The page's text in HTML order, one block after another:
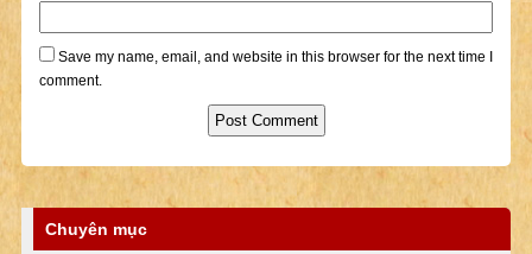
Save my name, email, and website in this browser for the next time I
comment.
Chuyên mục